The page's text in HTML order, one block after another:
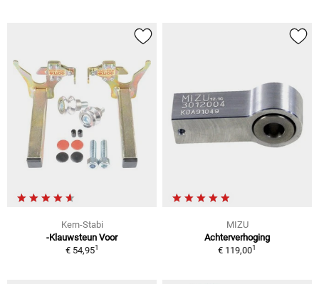
Kern-Stabi
-Klauwsteun Voor
€ 54,951
MIZU
Achterverhoging
€ 119,001